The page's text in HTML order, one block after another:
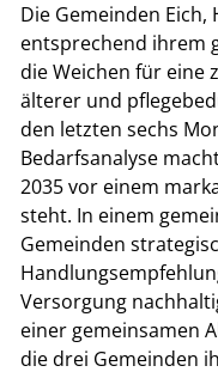
Die Gemeinden
entsprechend ihrem
die Weichen für eine
älterer und
den letzten sechs
Bedarfsanalyse
2035 vor einem
steht. In einem
Gemeinden
Versorgung
einer gemeinsamen
die drei Gemeinden